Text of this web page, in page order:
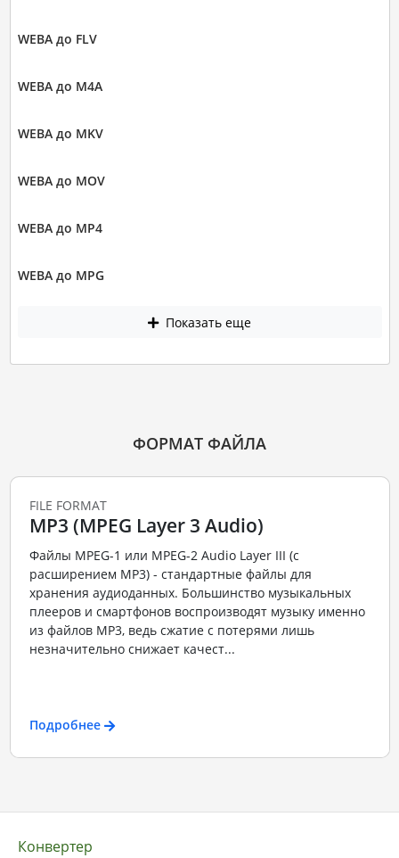
WEBA до FLV
WEBA до M4A
WEBA до MKV
WEBA до MOV
WEBA до MP4
WEBA до MPG
Показать еще
ФОРМАТ ФАЙЛА
FILE FORMAT
MP3 (MPEG Layer 3 Audio)
Файлы MPEG-1 или MPEG-2 Audio Layer III (с
расширением MP3) - стандартные файлы для
хранения аудиоданных. Большинство музыкальных
плееров и смартфонов воспроизводят музыку именно
из файлов MP3, ведь сжатие с потерями лишь
незначительно снижает качест...
Подробнее
Конвертер